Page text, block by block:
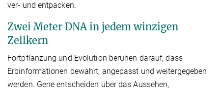
ver- und entpacken.
Zwei Meter DNA in jedem winzigen
Zellkern
Fortpflanzung und Evolution beruhen darauf, dass
Erbinformationen bewahrt, angepasst und weitergegeben
werden. Gene entscheiden über das Aussehen,